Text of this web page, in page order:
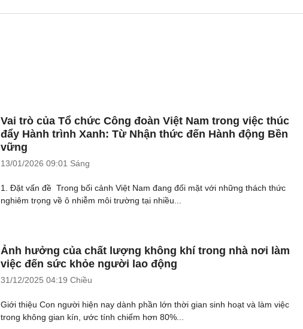
Vai trò của Tổ chức Công đoàn Việt Nam trong việc thúc
đẩy Hành trình Xanh: Từ Nhận thức đến Hành động Bền
vững
13/01/2026 09:01 Sáng
1. Đặt vấn đề Trong bối cảnh Việt Nam đang đối mặt với những thách thức
nghiêm trọng về ô nhiễm môi trường tại nhiều...
Ảnh hưởng của chất lượng không khí trong nhà nơi làm
việc đến sức khỏe người lao động
31/12/2025 04:19 Chiều
Giới thiệu Con người hiện nay dành phần lớn thời gian sinh hoạt và làm việc
trong không gian kín, ước tính chiếm hơn 80%...